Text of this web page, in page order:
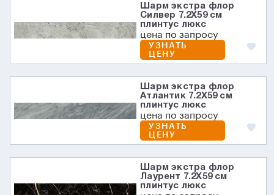
Шарм экстра флор
Силвер 7.2X59 см
плинтус люкс
цена по запросу
УЗНАТЬ
ЦЕНУ
Шарм экстра флор
Атлантик 7.2X59 см
плинтус люкс
цена по запросу
УЗНАТЬ
ЦЕНУ
Шарм экстра флор
Лаурент 7.2X59 см
плинтус люкс